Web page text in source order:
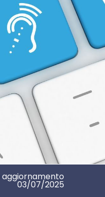
aggiornamento
03/07/2025